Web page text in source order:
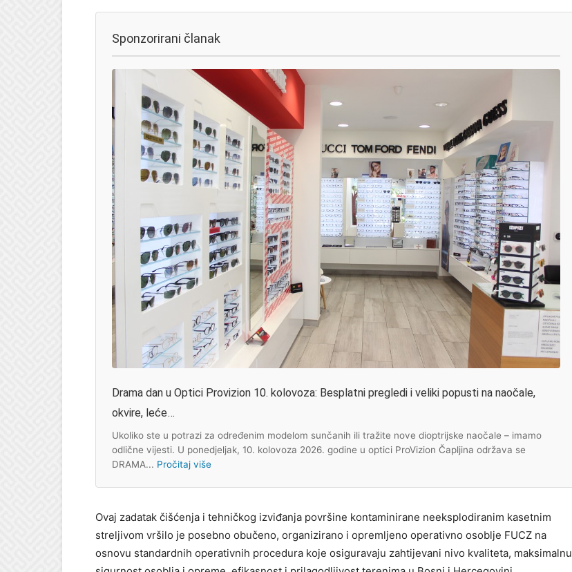
Sponzorirani članak
Drama dan u Optici Provizion 10. kolovoza: Besplatni pregledi i veliki popusti na naočale,
okvire, leće…
Ukoliko ste u potrazi za određenim modelom sunčanih ili tražite nove dioptrijske naočale – imamo
odlične vijesti. U ponedjeljak, 10. kolovoza 2026. godine u optici ProVizion Čapljina održava se
DRAMA... Pročitaj više
Ovaj zadatak čišćenja i tehničkog izviđanja površine kontaminirane neeksplodiranim kasetnim
streljivom vršilo je posebno obučeno, organizirano i opremljeno operativno osoblje FUCZ na
osnovu standardnih operativnih procedura koje osiguravaju zahtijevani nivo kvaliteta, maksimalnu